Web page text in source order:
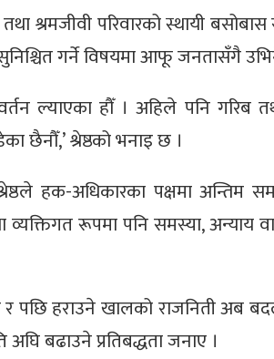
श्रमजीवी परिवारको स्थायी
गर्ने विषयमा आफू जनतासँगै
ल्याएका हौँ । अहिले पनि गरिब
छैनौँ,’ श्रेष्ठको भनाइ छ ।
हक-अधिकारका पक्षमा अन्तिम
रूपमा पनि समस्या, अन्याय
र पछि हराउने खालको राजनिती अब
बढाउने प्रतिबद्धता जनाए ।